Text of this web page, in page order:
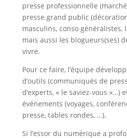
presse professionnelle
presse grand public
masculins, conso généralistes,
mais aussi les blogueurs(ses)
vivre.
Pour ce faire, l’équipe
d’outils (communiqués de
d’experts, « le saviez-vous »…)
événements (voyages,
presse, tables rondes, …).
Si l’essor du numérique a